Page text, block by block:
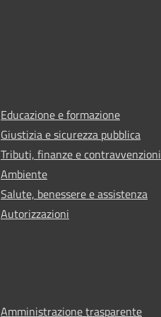
Educazione e formazione
Giustizia e sicurezza pubblica
Tributi, finanze e contravvenzioni
Ambiente
Salute, benessere e assistenza
Autorizzazioni
Amministrazione trasparente